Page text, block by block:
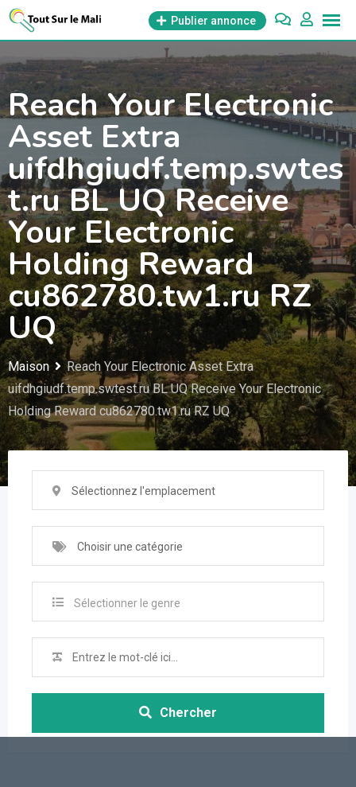
Aller
Publier annonce
Reach Your Electronic
Asset Extra
uifdhgiudf.temp.swtes
t.ru BL UQ Receive
Your Electronic
Holding Reward
cu862780.tw1.ru RZ
UQ
Maison
Reach Your Electronic Asset Extra
uifdhgiudf.temp.swtest.ru BL UQ Receive Your Electronic
Holding Reward cu862780.tw1.ru RZ UQ
Sélectionnez l'emplacement
Choisir une catégorie
Sélectionner le genre
Chercher